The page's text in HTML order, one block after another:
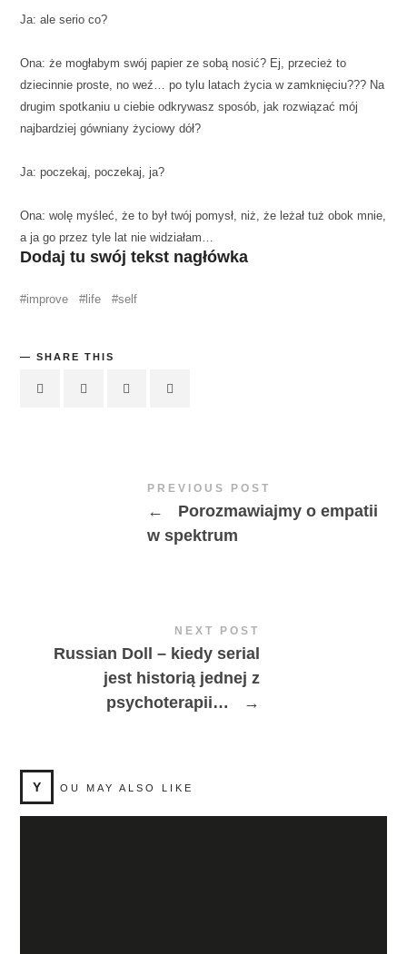
Ja: ale serio co?
Ona: że mogłabym swój papier ze sobą nosić? Ej, przecież to
dziecinnie proste, no weź… po tylu latach życia w zamknięciu??? Na
drugim spotkaniu u ciebie odkrywasz sposób, jak rozwiązać mój
najbardziej gówniany życiowy dół?
Ja: poczekaj, poczekaj, ja?
Ona: wolę myśleć, że to był twój pomysł, niż, że leżał tuż obok mnie,
a ja go przez tyle lat nie widziałam…
Dodaj tu swój tekst nagłówka
improve life self
SHARE THIS
PREVIOUS POST
←
Porozmawiajmy o empatii
w spektrum
NEXT POST
Russian Doll – kiedy serial
jest historią jednej z
psychoterapii…
→
Y OU MAY ALSO LIKE